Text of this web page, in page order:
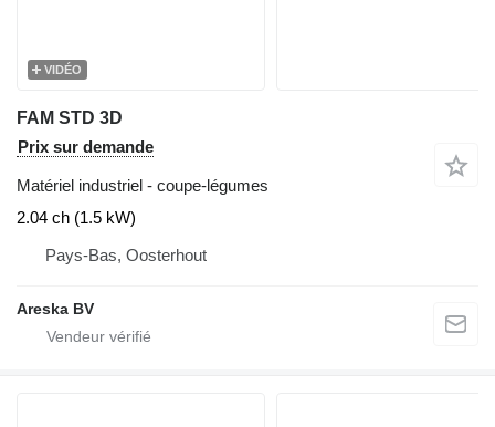
VIDÉO
FAM STD 3D
Prix sur demande
Matériel industriel - coupe-légumes
2.04 ch (1.5 kW)
Pays-Bas, Oosterhout
Areska BV